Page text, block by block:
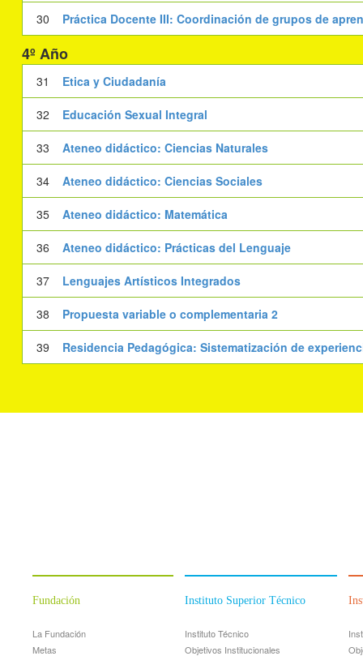
30 Práctica Docente III: Coordinación de grupos de
4º Año
31 Etica y Ciudadanía
32 Educación Sexual Integral
33 Ateneo didáctico: Ciencias Naturales
34 Ateneo didáctico: Ciencias Sociales
35 Ateneo didáctico: Matemática
36 Ateneo didáctico: Prácticas del Lenguaje
37 Lenguajes Artísticos Integrados
38 Propuesta variable o complementaria 2
39 Residencia Pedagógica: Sistematización de
Fundación
La Fundación
Metas
Instituto Superior Técnico
Instituto Técnico
Objetivos Institucionales